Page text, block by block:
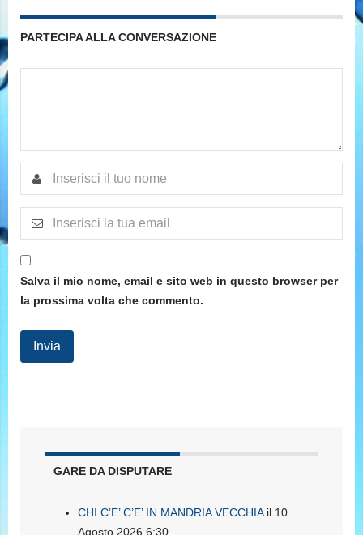
PARTECIPA ALLA CONVERSAZIONE
Salva il mio nome, email e sito web in questo browser per
la prossima volta che commento.
GARE DA DISPUTARE
CHI C’E’ C’E’ IN MANDRIA VECCHIAil 10
Agosto 2026 6:30